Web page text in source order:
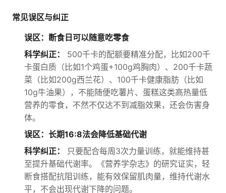
常见误区与纠正
误区：断食日可以随意吃零食
科学纠正：
500千卡的配额要精准分配，比如200千
卡蛋白质（比如1个鸡蛋+100g鸡胸肉）、200千卡蔬
菜（比如200g西兰花）、100千卡健康脂肪（比如
10g牛油果），不能随便吃薯片、蛋糕这类高热量低
营养的零食，不然不仅达不到减脂效果，还会伤害身
体。
误区：长期16:8法会降低基础代谢
科学纠正：
只要配合每周3次力量训练，就能维持甚
至提升基础代谢率。《营养学杂志》的研究证实，轻
断食搭配抗阻训练，能有效保留肌肉量，维持代谢水
平，不会出现代谢下降的问题。